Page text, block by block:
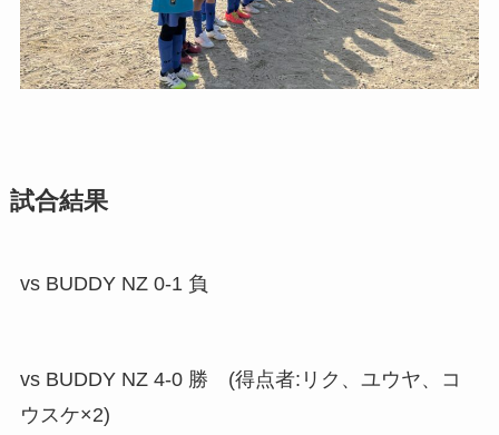
試合結果
vs BUDDY NZ 0-1 負
vs BUDDY NZ 4-0 勝 (得点者:リク、ユウヤ、コ
ウスケ×2)